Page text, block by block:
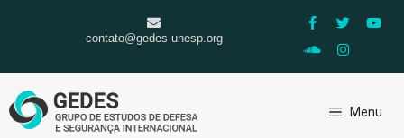
contato@gedes-unesp.org
Menu